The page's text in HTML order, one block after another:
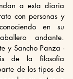
a esta diaria
con personas y
en su
andante.
y Sancho Panza -
de la filosofía
de los tipos de